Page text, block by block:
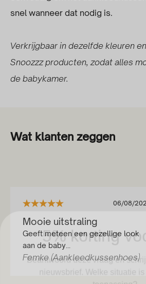
snel wanneer dat nodig is.
Verkrijgbaar in dezelfde kleuren
Snoozzz producten, zodat alles
de babykamer.
Wat klanten zeggen
06/08/
Mooie uitstraling
Geeft meteen een gezellige look
aan de baby...
Femke (Aankleedkussenhoes)
5% korting
Beantwoord deze vraag en
nieuwsbrief. Welke situatie